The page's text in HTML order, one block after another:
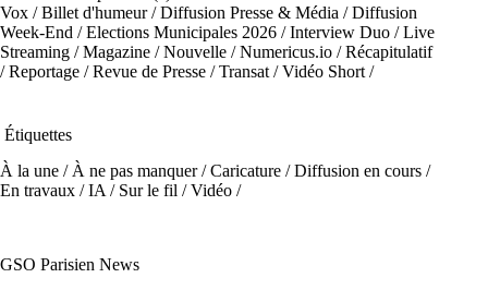
Vox /Billet d'humeur/Diffusion Presse & Média /Diffusion
Week-End /Elections Municipales 2026 /Interview Duo /Live
Streaming /Magazine /Nouvelle /Numericus.io /Récapitulatif
/Reportage /Revue de Presse /Transat /Vidéo Short /
Étiquettes
À la une / À ne pas manquer/Caricature /Diffusion en cours /
En travaux /IA / Sur le fil /Vidéo /
GSO Parisien News